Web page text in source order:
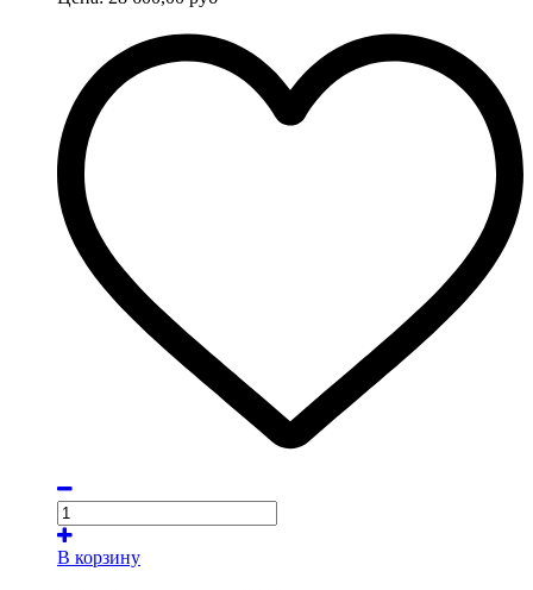
В корзину